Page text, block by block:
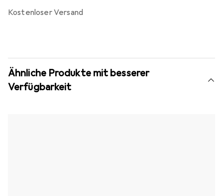
kostenloser Versand
Ähnliche Produkte mit besserer
Verfügbarkeit